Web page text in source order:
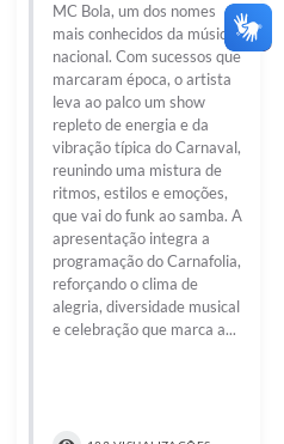
MC Bola, um dos nomes
mais conhecidos da música
nacional. Com sucessos que
marcaram época, o artista
leva ao palco um show
repleto de energia e da
vibração típica do Carnaval,
reunindo uma mistura de
ritmos, estilos e emoções,
que vai do funk ao samba. A
apresentação integra a
programação do Carnafolia,
reforçando o clima de
alegria, diversidade musical
e celebração que marca a...